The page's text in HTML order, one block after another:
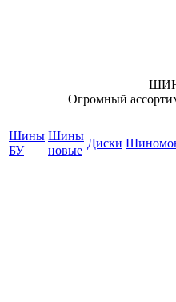
Огромный
Шины
БУ
Шины
новые
Диски